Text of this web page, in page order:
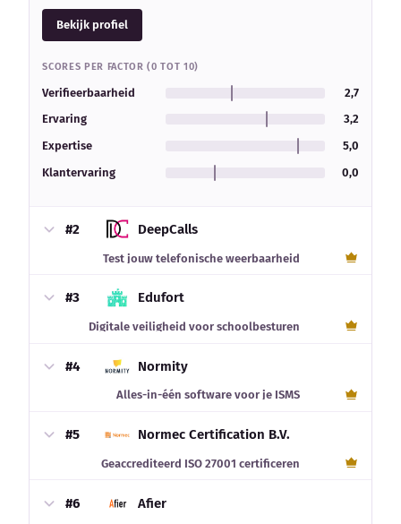
Bekijk profiel
SCORES PER FACTOR (0 TOT 10)
Verifieerbaarheid
2,7
Ervaring
3,2
Expertise
5,0
Klantervaring
0,0
#2 DeepCalls
Test jouw telefonische weerbaarheid
#3 Edufort
Digitale veiligheid voor schoolbesturen
#4 Normity
Alles-in-één software voor je ISMS
#5 Normec Certification B.V.
Geaccrediteerd ISO 27001 certificeren
#6 Afier